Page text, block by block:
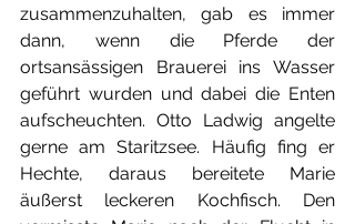
zusammenzuhalten, gab es immer
dann, wenn die Pferde der
ortsansässigen Brauerei ins Wasser
geführt wurden und dabei die Enten
aufscheuchten. Otto Ladwig angelte
gerne am Staritzsee. Häufig fing er
Hechte, daraus bereitete Marie
äußerst leckeren Kochfisch. Den